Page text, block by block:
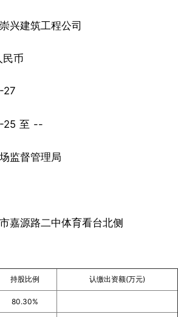
兴建筑工程公司
民币
27
2005-05-25 至 --
监督管理局
嘉源路二中体育看台北侧
持股比例 认缴出资额(万元)
80.30%